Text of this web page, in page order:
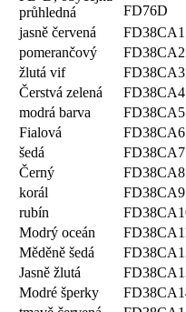
průhledná
FD76D
jasně červená
FD38CA1
pomerančový
FD38CA2
žlutá vif
FD38CA3
Čerstvá zelená
FD38CA4
modrá barva
FD38CA5
Fialová
FD38CA6
šedá
FD38CA7
Černý
FD38CA8
korál
FD38CA9
rubín
Modrý oceán
Měděně šedá
Jasně žlutá
Modré šperky